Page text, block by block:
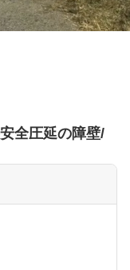
全圧延の障壁/